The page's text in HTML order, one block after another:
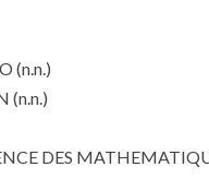
(n.n.)
(n.n.)
DES